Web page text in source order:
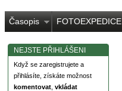
Časopis FOTOEXPEDICE
NEJSTE PŘIHLÁŠENI
Když se zaregistrujete a
přihlásíte, získáte možnost
komentovat vkládat